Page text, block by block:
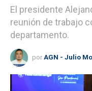
El presidente
reunión de trabajo
departamento.
por AGN - Julio